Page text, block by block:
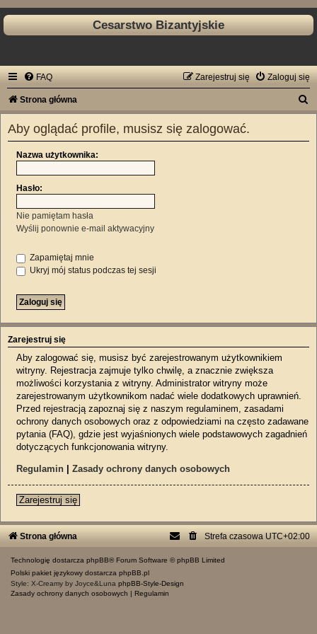
Cesarstwo Bizantyjskie
FAQ Zaloguj się
Zarejestruj się
Strona główna
Aby oglądać profile, musisz się zalogować.
Nazwa użytkownika:
Hasło:
Nie pamiętam hasła
Wyślij ponownie e-mail aktywacyjny
Zapamiętaj mnie
Ukryj mój status podczas tej sesji
Zarejestruj się
Aby zalogować się, musisz być zarejestrowanym użytkownikiem
witryny. Rejestracja zajmuje tylko chwilę, a znacznie zwiększa
możliwości korzystania z witryny. Administrator witryny może
zarejestrowanym użytkownikom nadać wiele dodatkowych uprawnień.
Przed rejestracją zapoznaj się z naszym regulaminem, zasadami
ochrony danych osobowych oraz z odpowiedziami na często zadawane
pytania (FAQ), gdzie jest wyjaśnionych wiele podstawowych zagadnień
dotyczących funkcjonowania witryny.
Regulamin Zasady ochrony danych osobowych
Zarejestruj się
Strona główna Strefa czasowa UTC+02:00
Technologię dostarcza phpBB® Forum Software © phpBB Limited
Polski pakiet językowy dostarcza phpBB.pl
Style: X-Creamy by Joyce&Luna phpBB-Style-Design
Zasady ochrony danych osobowych
Regulamin